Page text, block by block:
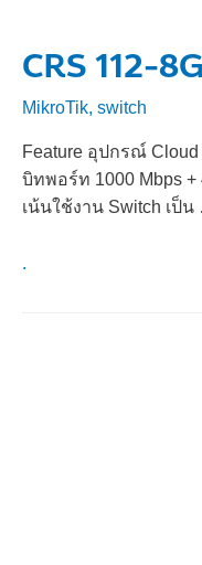
CRS 112-
MikroTik, switch
Feature อุปกรณ์
บิทพอร์ท 1000 Mbps +
เน้นใช้งาน Switch เป็น
.